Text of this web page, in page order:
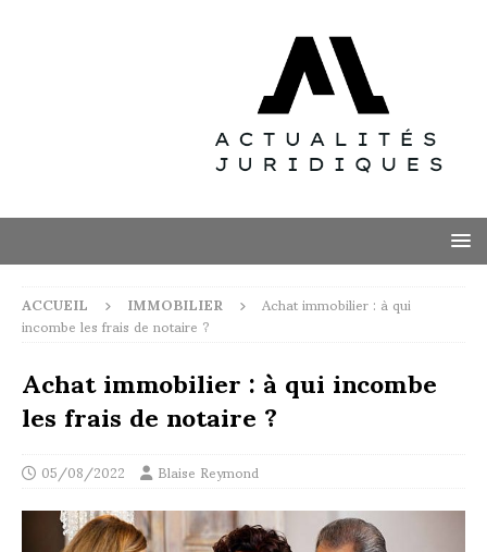
ACCUEIL IMMOBILIER Achat immobilier : à qui
incombe les frais de notaire ?
Achat immobilier : à qui incombe
les frais de notaire ?
05/08/2022 Blaise Reymond